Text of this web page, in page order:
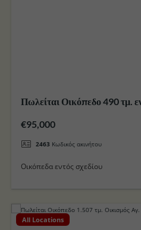
Πωλείται Οικόπεδο 490 τμ.
€95,000
2463 Κωδικός ακινήτου
Οικόπεδα εντός σχεδίου
All Locations